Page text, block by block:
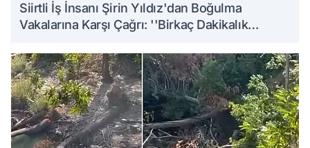
Siirtli İş İnsanı Şirin Yıldız'dan Boğulma
Vakalarına Karşı Çağrı: ''Birkaç Dakikalık